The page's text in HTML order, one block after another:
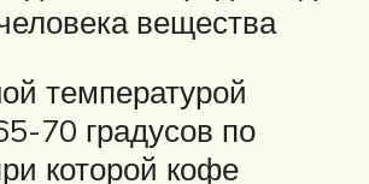
вещества
температурой
70 градусов по
которой кофе